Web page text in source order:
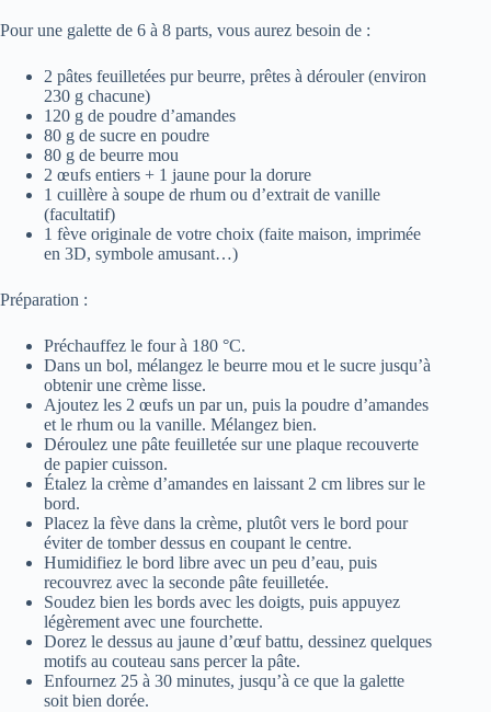
Pour une galette de 6 à 8 parts, vous aurez besoin de :
2 pâtes feuilletées pur beurre, prêtes à dérouler (environ
230 g chacune)
120 g de poudre d’amandes
80 g de sucre en poudre
80 g de beurre mou
2 œufs entiers + 1 jaune pour la dorure
1 cuillère à soupe de rhum ou d’extrait de vanille
(facultatif)
1 fève originale de votre choix (faite maison, imprimée
en 3D, symbole amusant…)
Préparation :
Préchauffez le four à 180 °C.
Dans un bol, mélangez le beurre mou et le sucre jusqu’à
obtenir une crème lisse.
Ajoutez les 2 œufs un par un, puis la poudre d’amandes
et le rhum ou la vanille. Mélangez bien.
Déroulez une pâte feuilletée sur une plaque recouverte
de papier cuisson.
Étalez la crème d’amandes en laissant 2 cm libres sur le
bord.
Placez la fève dans la crème, plutôt vers le bord pour
éviter de tomber dessus en coupant le centre.
Humidifiez le bord libre avec un peu d’eau, puis
recouvrez avec la seconde pâte feuilletée.
Soudez bien les bords avec les doigts, puis appuyez
légèrement avec une fourchette.
Dorez le dessus au jaune d’œuf battu, dessinez quelques
motifs au couteau sans percer la pâte.
Enfournez 25 à 30 minutes, jusqu’à ce que la galette
soit bien dorée.